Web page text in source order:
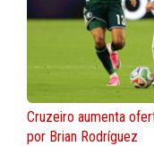
Cruzeiro aumenta
por Brian Rodríguez